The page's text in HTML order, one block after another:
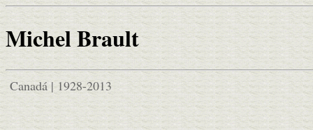
Michel Brault
Canadá | 1928-2013